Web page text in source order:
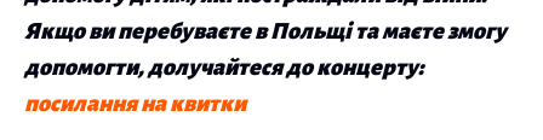
Якщо ви перебуваєте в Польщі та маєте змогу
допомогти, долучайтеся до концерту:
посилання на квитки